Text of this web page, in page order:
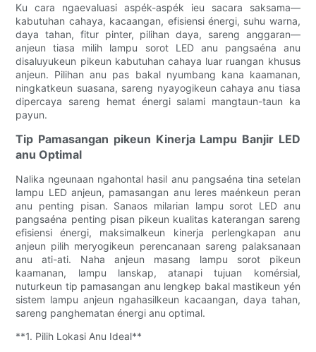
Ku cara ngaevaluasi aspék-aspék ieu sacara saksama—
kabutuhan cahaya, kacaangan, efisiensi énergi, suhu warna,
daya tahan, fitur pinter, pilihan daya, sareng anggaran—
anjeun tiasa milih lampu sorot LED anu pangsaéna anu
disaluyukeun pikeun kabutuhan cahaya luar ruangan khusus
anjeun. Pilihan anu pas bakal nyumbang kana kaamanan,
ningkatkeun suasana, sareng nyayogikeun cahaya anu tiasa
dipercaya sareng hemat énergi salami mangtaun-taun ka
payun.
Tip Pamasangan pikeun Kinerja Lampu Banjir LED
anu Optimal
Nalika ngeunaan ngahontal hasil anu pangsaéna tina setelan
lampu LED anjeun, pamasangan anu leres maénkeun peran
anu penting pisan. Sanaos milarian lampu sorot LED anu
pangsaéna penting pisan pikeun kualitas katerangan sareng
efisiensi énergi, maksimalkeun kinerja perlengkapan anu
anjeun pilih meryogikeun perencanaan sareng palaksanaan
anu ati-ati. Naha anjeun masang lampu sorot pikeun
kaamanan, lampu lanskap, atanapi tujuan komérsial,
nuturkeun tip pamasangan anu lengkep bakal mastikeun yén
sistem lampu anjeun ngahasilkeun kacaangan, daya tahan,
sareng panghematan énergi anu optimal.
**1. Pilih Lokasi Anu Ideal**